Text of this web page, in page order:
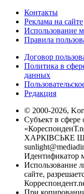
Контакты
Реклама на сайте
Использование
Правила
Договор
Политика в
данных
Редакция
© 2000-2026,
Субъект в
ХАРКІВСЬКЕ
Идентификатор
Использование
сайте,
При